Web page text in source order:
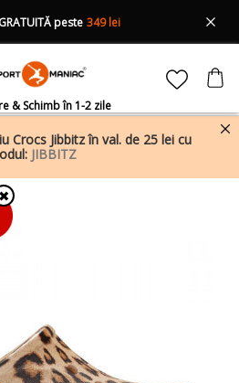
& Schimb în 1-2 zile
peste 349 lei
Crocs Jibbitz în val. de 25 lei cu
JIBBITZ
✖